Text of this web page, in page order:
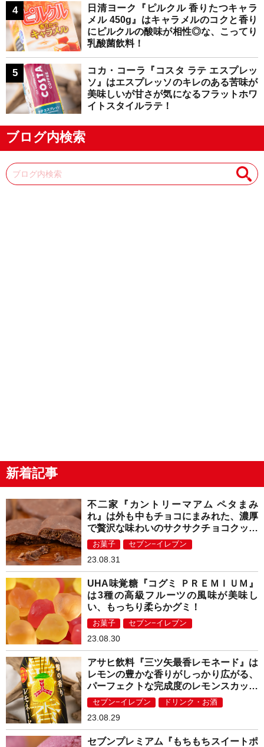
日清ヨーク『ピルクル 香りたつキャラ
メル 450g』はキャラメルのコクと香り
にピルクルの酸味が相性◎な、こってり
乳酸菌飲料！
コカ・コーラ『コスタ ラテ エスプレッ
ソ』はエスプレッソのキレのある苦味が
美味しいが甘さが気になるフラットホワ
イトスタイルラテ！
ブログ内検索
新着記事
不二家『カントリーマアム ペタまみ
れ』は外も中もチョコにまみれた、濃厚
で贅沢な味わいのサクサクチョコクッキ
ー！
お菓子 セブン−イレブン
23.08.31
UHA味覚糖『コグミ ＰＲＥＭＩＵＭ』
は3種の高級フルーツの風味が美味し
い、もっちり柔らかグミ！
お菓子 セブン−イレブン
23.08.30
アサヒ飲料『三ツ矢最香レモネード』は
レモンの豊かな香りがしっかり広がる、
パーフェクトな完成度のレモンスカッシ
ュ！
セブン−イレブン ドリンク・お酒
23.08.29
セブンプレミアム『もちもちスイートポ